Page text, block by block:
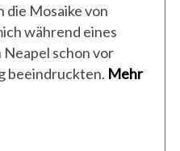
die Mosaike von
während eines
schon vor
beeindruckten. Mehr